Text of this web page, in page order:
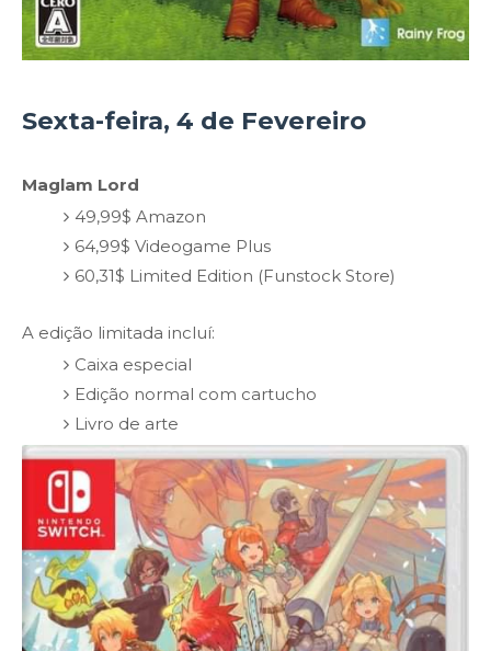
Sexta-feira, 4 de Fevereiro
Maglam Lord
49,99$ Amazon
64,99$ Videogame Plus
60,31$ Limited Edition (Funstock Store)
A edição limitada incluí:
Caixa especial
Edição normal com cartucho
Livro de arte